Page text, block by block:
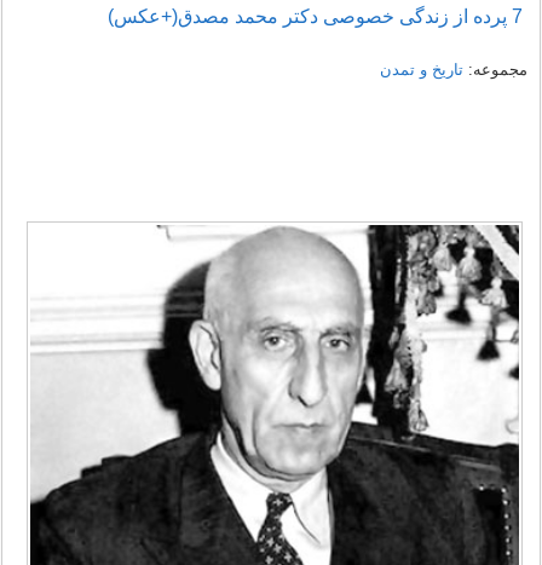
7 پرده‌ از‌ زندگی‌ خصوصی‌ دکتر محمد مصدق(+عکس)
مجموعه:تاریخ و تمدن